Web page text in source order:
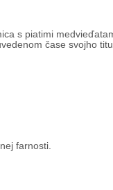
s piatimi
čase svojho
farnosti.